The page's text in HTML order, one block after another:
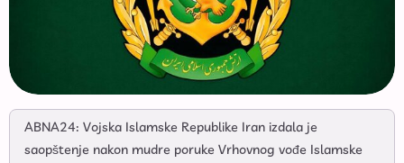
ABNA24: Vojska Islamske Republike Iran izdala je
saopštenje nakon mudre poruke Vrhovnog vođe Islamske